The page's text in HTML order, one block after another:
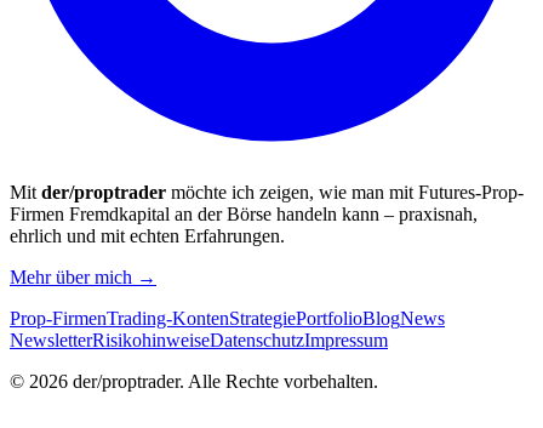
Mit der/proptrader möchte ich zeigen, wie man mit Futures-Prop-
Firmen Fremdkapital an der Börse handeln kann – praxisnah,
ehrlich und mit echten Erfahrungen.
Mehr über mich →
Prop-FirmenTrading-KontenStrategiePortfolioBlogNews
NewsletterRisikohinweiseDatenschutzImpressum
© 2026 der/proptrader. Alle Rechte vorbehalten.